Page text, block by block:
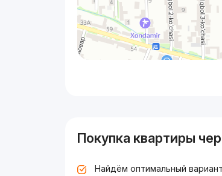
Покупка квартиры
Найдём оптимальный